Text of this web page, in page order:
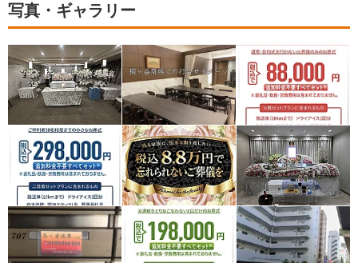
写真・ギャラリー